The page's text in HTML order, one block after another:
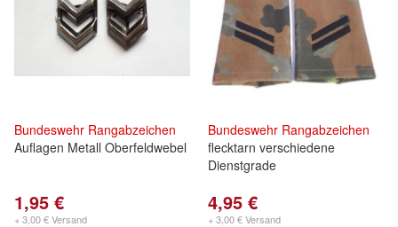
Bundeswehr Rangabzeichen
Auflagen Metall Oberfeldwebel
1,95 €
+ 3,00 € Versand
Bundeswehr Rangabzeichen
flecktarn verschiedene
Dienstgrade
4,95 €
+ 3,00 € Versand